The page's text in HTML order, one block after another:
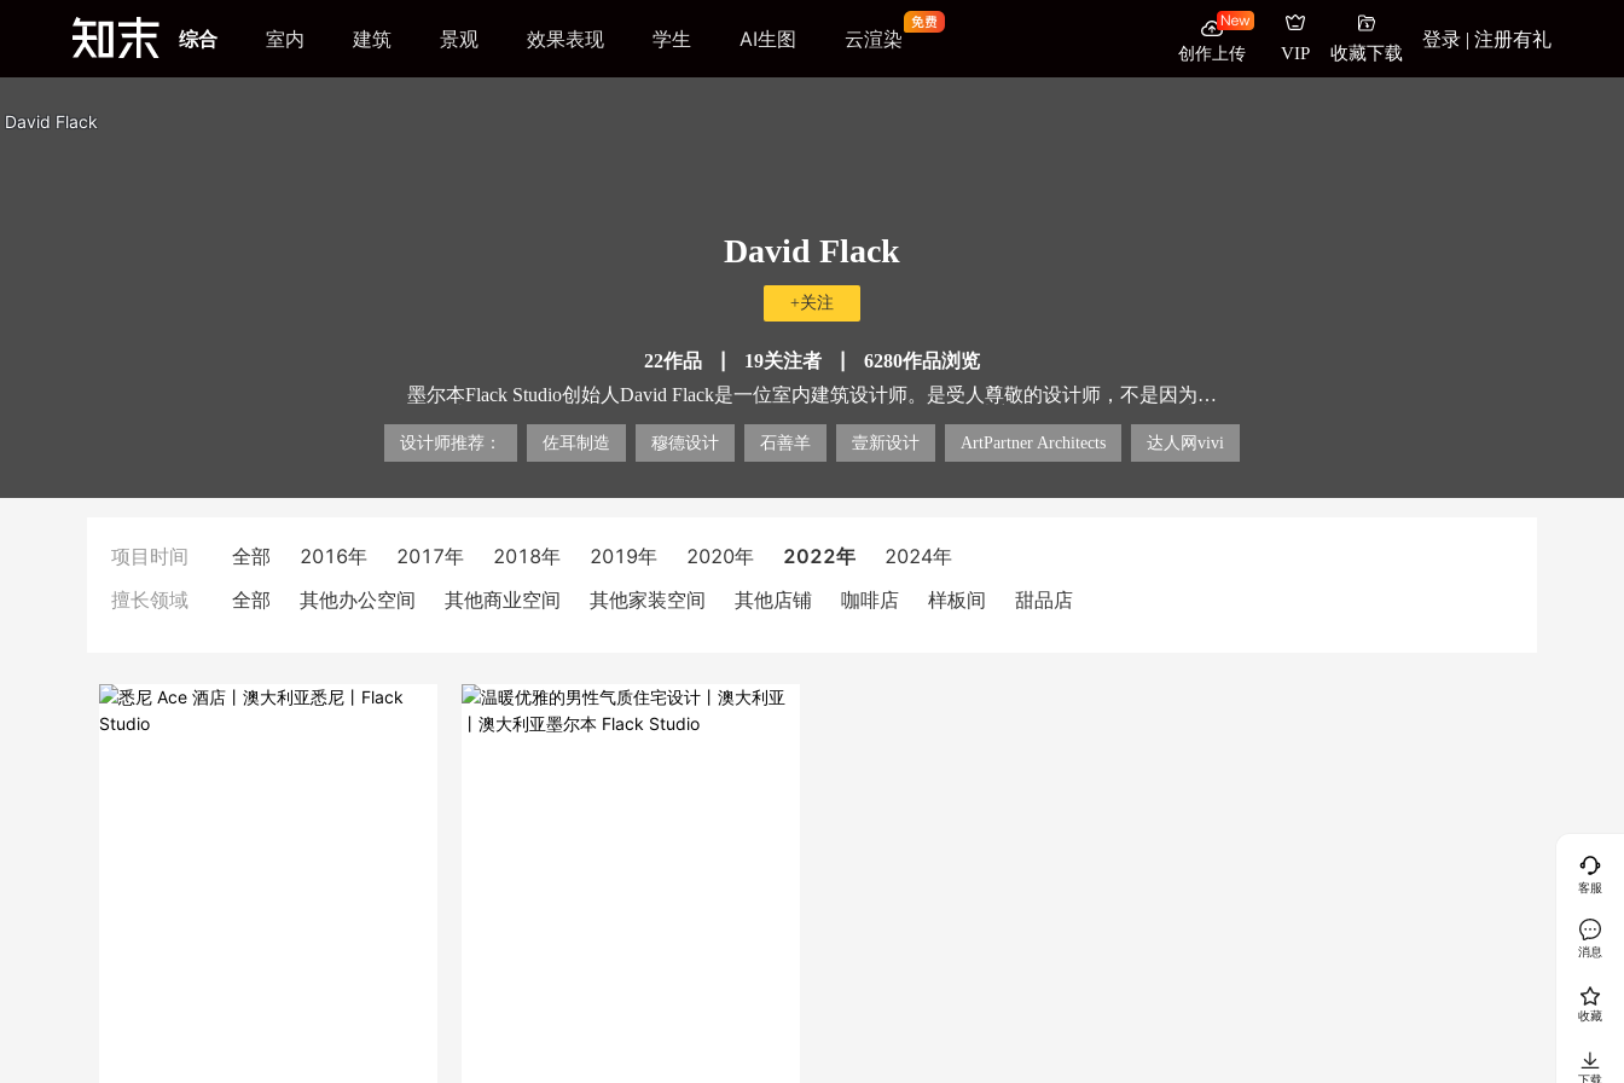
综合 室内 建筑 景观 效果表现 学生 AI生图 云渲染
创作上传 VIP 收藏下载
登录 | 注册有礼
David Flack
David Flack
+关注
22作品 19关注者
6280作品浏览
墨尔本Flack Studio创始人David Flack是一位室内建筑设计师。是受人尊敬的设计师，不是因为他
持拯救儿童组织Cubbies。 David Flack致力于为客户提供精心设计的功能性作品，为他们创造真
实而独特的设计，实现他们所有的空间想象力
设计师推荐： 佐耳制造 穆德设计 石善羊 壹新设计 ArtPartner Architects 达人网vivi
项目时间 全部 2016年 2017年 2018年 2019年 2020年 2022年 2024年
擅长领域 全部 其他办公空间 其他商业空间 其他家装空间 其他店铺 咖啡店 样板间 甜品店
客服
消息
收藏
下载